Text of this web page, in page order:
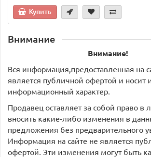
Купить
Внимание
Внимание!
Вся информация,предоставленная на
является публичной офертой и носит
информационный характер.
Продавец оставляет за собой право в
вносить какие-либо изменения в
предложения без предварительного
Информация на сайте не является
офертой. Эти изменения могут быть